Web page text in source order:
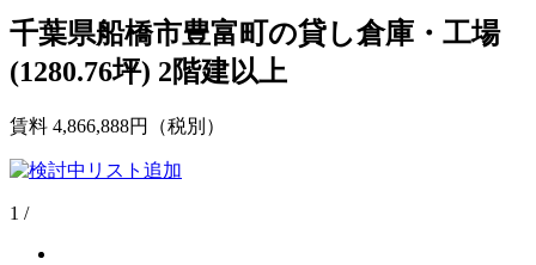
千葉県船橋市豊富町の貸し倉庫・工場
(1280.76坪) 2階建以上
賃料 4,866,888円（税別）
1 /